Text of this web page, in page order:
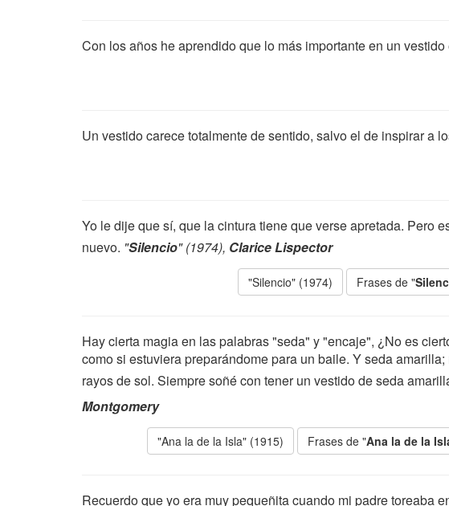
Con los años he aprendido que lo más importante en un
Un vestido carece totalmente de sentido, salvo el de inspirar a
Yo le dije que sí, que la cintura tiene que verse apretada. Pero
nuevo. "Silencio" (1974), Clarice Lispector
"Silencio" (1974) Frases de "
Hay cierta magia en las palabras "seda" y "encaje", ¿No es
como si estuviera preparándome para un baile. Y seda
rayos de sol. Siempre soñé con tener un vestido de seda
Montgomery
"Ana la de la Isla" (1915) Frases de "Ana la de la
Recuerdo que yo era muy pequeñita cuando mi padre toreaba